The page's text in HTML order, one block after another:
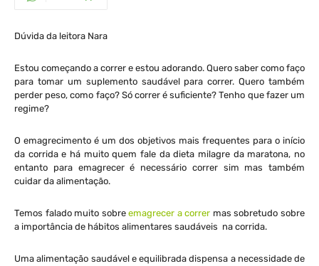
Dúvida da leitora Nara
Estou começando a correr e estou adorando. Quero saber como faço
para tomar um suplemento saudável para correr. Quero também
perder peso, como faço? Só correr é suficiente? Tenho que fazer um
regime?
O emagrecimento é um dos objetivos mais frequentes para o início
da corrida e há muito quem fale da dieta milagre da maratona, no
entanto para emagrecer é necessário correr sim mas também
cuidar da alimentação.
Temos falado muito sobreemagrecer a correr mas sobretudo sobre
a importância de hábitos alimentares saudáveis na corrida.
Uma alimentação saudável e equilibrada dispensa a necessidade de